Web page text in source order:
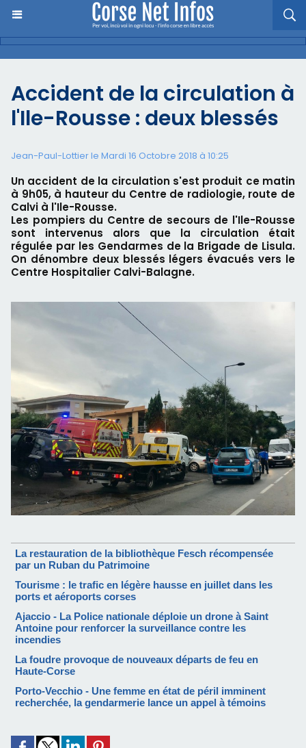
Accident de la circulation à
l'Ile-Rousse : deux blessés
Jean-Paul-Lottier le Mardi 16 Octobre 2018 à 10:25
Un accident de la circulation s'est produit ce matin
à 9h05, à hauteur du Centre de radiologie, route de
Calvi à l'Ile-Rousse.
Les pompiers du Centre de secours de l'Ile-Rousse
sont intervenus alors que la circulation était
régulée par les Gendarmes de la Brigade de Lisula.
On dénombre deux blessés légers évacués vers le
Centre Hospitalier Calvi-Balagne.
La restauration de la bibliothèque Fesch récompensée
par un Ruban du Patrimoine
Tourisme : le trafic en légère hausse en juillet dans les
ports et aéroports corses
Ajaccio - La Police nationale déploie un drone à Saint
Antoine pour renforcer la surveillance contre les
incendies
La foudre provoque de nouveaux départs de feu en
Haute-Corse
Porto-Vecchio - Une femme en état de péril imminent
recherchée, la gendarmerie lance un appel à témoins